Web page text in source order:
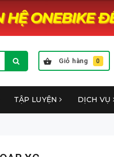
Giỏ hàng 0
TẬP LUYỆN DỊCH VỤ